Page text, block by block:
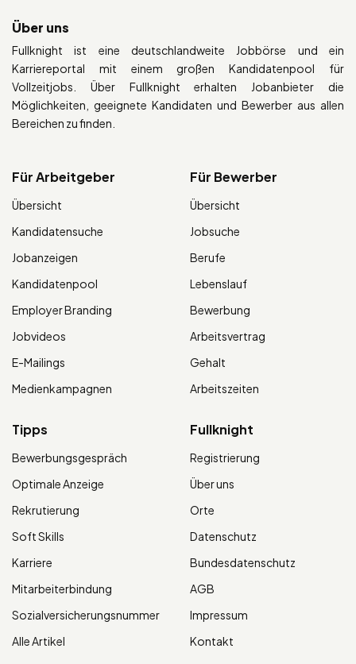
Über uns
Fullknight ist eine deutschlandweite Jobbörse und ein
Karriereportal mit einem großen Kandidatenpool für
Vollzeitjobs. Über Fullknight erhalten Jobanbieter die
Möglichkeiten, geeignete Kandidaten und Bewerber aus allen
Bereichen zu finden.
Für Arbeitgeber
Übersicht
Kandidatensuche
Jobanzeigen
Kandidatenpool
Employer Branding
Jobvideos
E-Mailings
Medienkampagnen
Für Bewerber
Übersicht
Jobsuche
Berufe
Lebenslauf
Bewerbung
Arbeitsvertrag
Gehalt
Arbeitszeiten
Tipps
Bewerbungsgespräch
Optimale Anzeige
Rekrutierung
Soft Skills
Karriere
Mitarbeiterbindung
Sozialversicherungsnummer
Alle Artikel
Fullknight
Registrierung
Über uns
Orte
Datenschutz
Bundesdatenschutz
AGB
Impressum
Kontakt